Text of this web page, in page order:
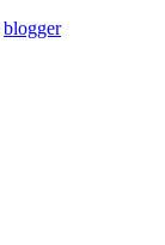
blogger